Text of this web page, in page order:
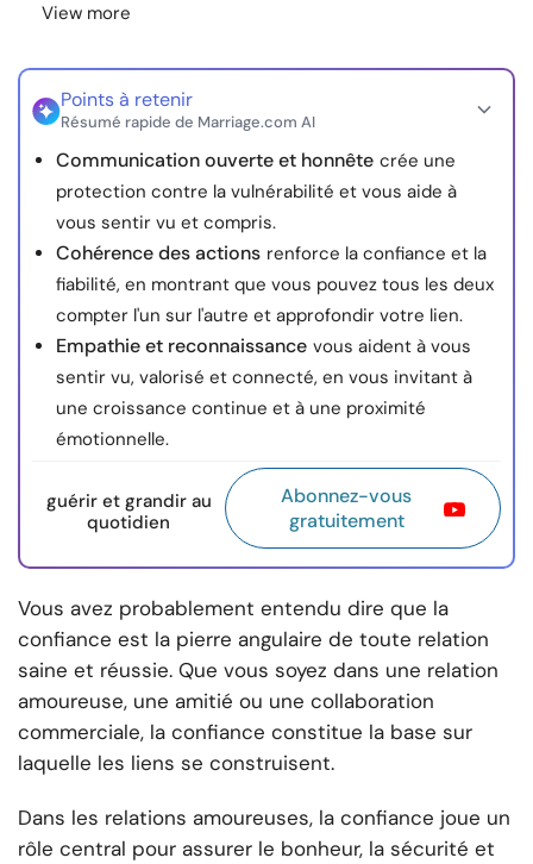
View more
Points à retenir
Résumé rapide de Marriage.com AI
Communication ouverte et honnête crée une
protection contre la vulnérabilité et vous aide à
vous sentir vu et compris.
Cohérence des actions renforce la confiance et la
fiabilité, en montrant que vous pouvez tous les deux
compter l'un sur l'autre et approfondir votre lien.
Empathie et reconnaissance vous aident à vous
sentir vu, valorisé et connecté, en vous invitant à
une croissance continue et à une proximité
émotionnelle.
guérir et grandir au
quotidien
Abonnez-vous
gratuitement
Vous avez probablement entendu dire que la
confiance est la pierre angulaire de toute relation
saine et réussie. Que vous soyez dans une relation
amoureuse, une amitié ou une collaboration
commerciale, la confiance constitue la base sur
laquelle les liens se construisent.
Dans les relations amoureuses, la confiance joue un
rôle central pour assurer le bonheur, la sécurité et